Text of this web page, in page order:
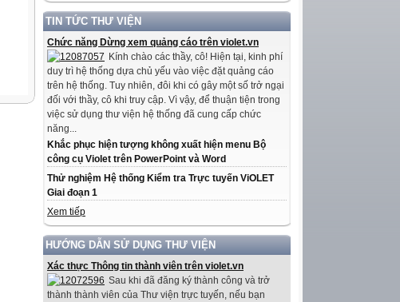
TIN TỨC THƯ VIỆN
Chức năng Dừng xem quảng cáo trên violet.vn
Kính chào các thầy, cô! Hiện tại, kinh phí
duy trì hệ thống dựa chủ yếu vào việc đặt quảng cáo
trên hệ thống. Tuy nhiên, đôi khi có gây một số trở ngại
đối với thầy, cô khi truy cập. Vì vậy, để thuận tiện trong
việc sử dụng thư viện hệ thống đã cung cấp chức
năng...
Khắc phục hiện tượng không xuất hiện menu Bộ
công cụ Violet trên PowerPoint và Word
Thử nghiệm Hệ thống Kiểm tra Trực tuyến ViOLET
Giai đoạn 1
Xem tiếp
HƯỚNG DẪN SỬ DỤNG THƯ VIỆN
Xác thực Thông tin thành viên trên violet.vn
Sau khi đã đăng ký thành công và trở
thành thành viên của Thư viện trực tuyến, nếu bạn